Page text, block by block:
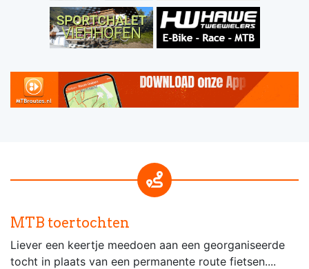
MTB toertochten
Liever een keertje meedoen aan een georganiseerde
tocht in plaats van een permanente route fietsen....